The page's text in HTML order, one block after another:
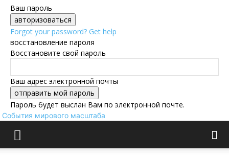
Ваш пароль
Forgot your password? Get help
восстановление пароля
Восстановите свой пароль
Ваш адрес электронной почты
Пароль будет выслан Вам по электронной почте.
События мирового масштаба